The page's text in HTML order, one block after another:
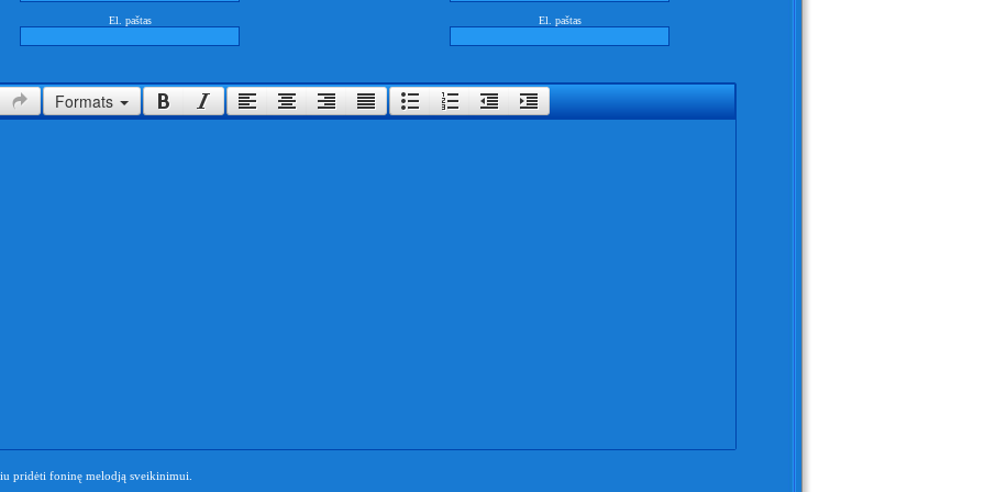
El. paštas El. paštas
Formats
pridėti foninę melodją sveikinimui.